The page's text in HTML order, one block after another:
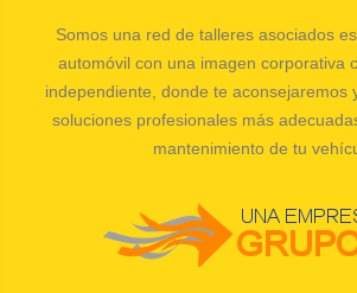
Somos una red de talleres asociados
automóvil con una imagen corporativa
independiente, donde te aconsejaremos
soluciones profesionales más
mantenimiento de tu